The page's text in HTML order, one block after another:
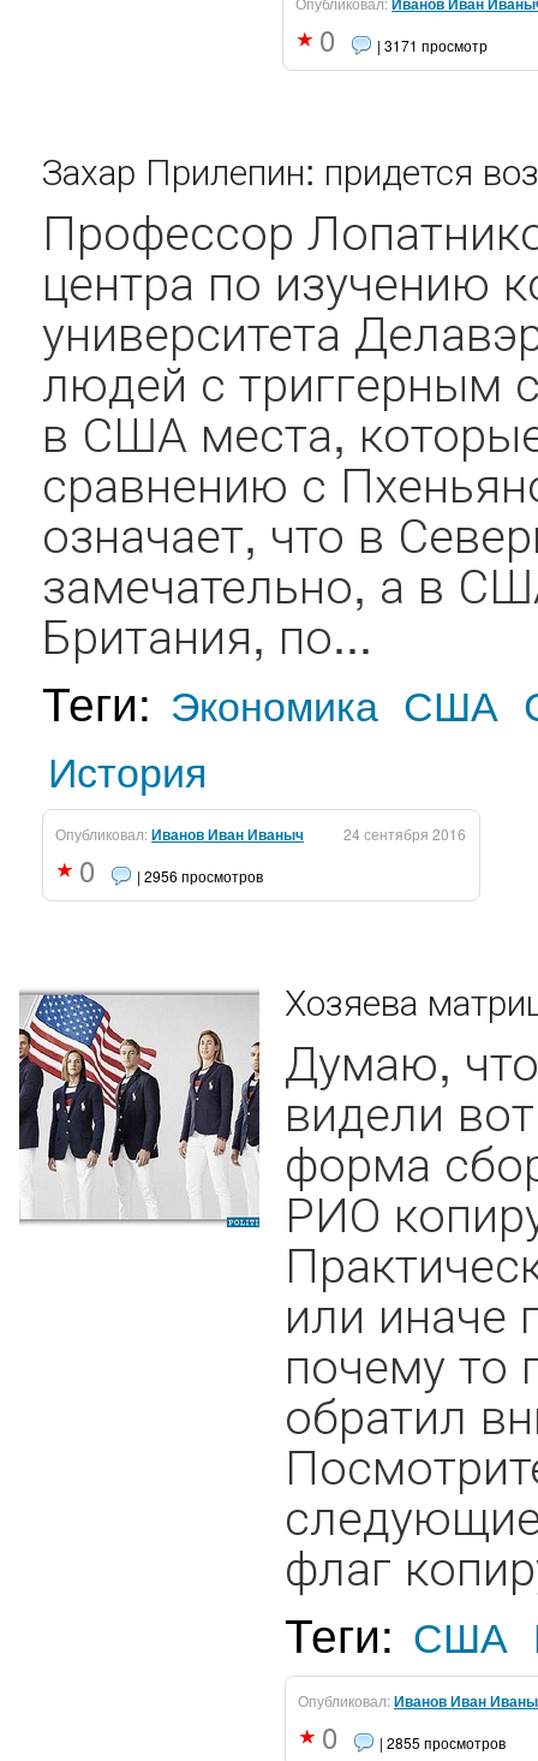
0 | 3171 просмотр
Захар Прилепин: придется
Профессор
центра по изучению
университета
людей с триггерным
в США места,
сравнению с
означает, что в
замечательно, а в
Британия, по...
Теги: Экономика США
История
Опубликовал:Иванов Иван Иваныч 24 сентября 2016
0 | 2956 просмотров
Хозяева
Думаю,
видели
форма
РИО
или иначе
почему то
обратил
флаг
Теги: США
Опубликовал:Иванов Иван
0 | 2855 просмотров